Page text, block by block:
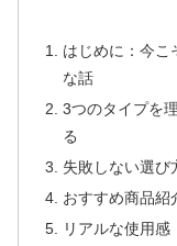
はじめに：今こ
な話
3つのタイプを
る
失敗しない選び
おすすめ商品紹
リアルな使用